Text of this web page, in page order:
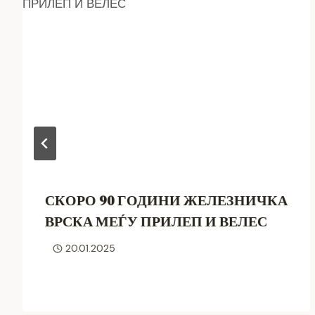
СКОРО 90 ГОДИНИ ЖЕЛЕЗНИЧКА
ВРСКА МЕЃУ ПРИЛЕП И ВЕЛЕС
20.01.2025